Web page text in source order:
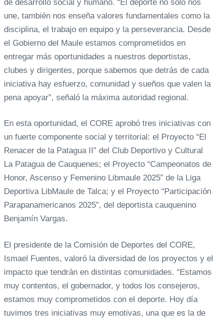
de desarrollo social y humano. “El deporte no solo nos
une, también nos enseña valores fundamentales como la
disciplina, el trabajo en equipo y la perseverancia. Desde
el Gobierno del Maule estamos comprometidos en
entregar más oportunidades a nuestros deportistas,
clubes y dirigentes, porque sabemos que detrás de cada
iniciativa hay esfuerzo, comunidad y sueños que valen la
pena apoyar”, señaló la máxima autoridad regional.
En esta oportunidad, el CORE aprobó tres iniciativas con
un fuerte componente social y territorial: el Proyecto “El
Renacer de la Patagua II” del Club Deportivo y Cultural
La Patagua de Cauquenes; el Proyecto “Campeonatos de
Honor, Ascenso y Femenino Libmaule 2025” de la Liga
Deportiva LibMaule de Talca; y el Proyecto “Participación
Parapanamericanos 2025”, del deportista cauquenino
Benjamín Vargas.
El presidente de la Comisión de Deportes del CORE,
Ismael Fuentes, valoró la diversidad de los proyectos y el
impacto que tendrán en distintas comunidades. “Estamos
muy contentos, el gobernador, y todos los consejeros,
estamos muy comprometidos con el deporte. Hoy día
tuvimos tres iniciativas muy emotivas, una que es la de